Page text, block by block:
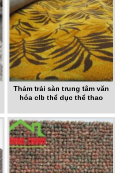
Thảm trải sàn trung tâm văn
hóa clb thể dục thể thao